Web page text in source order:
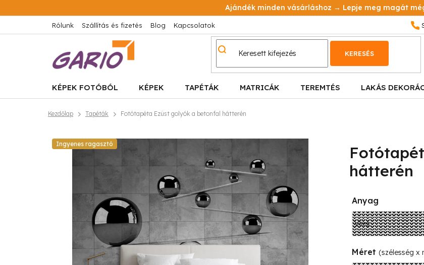
a
tartalomhoz
Ajándék minden vásárláshoz → Lepje meg magát
Rólunk Szállítás és fizetés Blog Kapcsolatok
KERESÉS
KÉPEK FOTÓBÓL KÉPEK TAPÉTÁK MATRICÁK TEREMTÉS LAKÁS
Kezdőlap Tapéták Fotótapéta Ezüst golyók a betonfal hátterén
Ingyenes ragasztó
hátterén
Anyag
Méret (szélesség x